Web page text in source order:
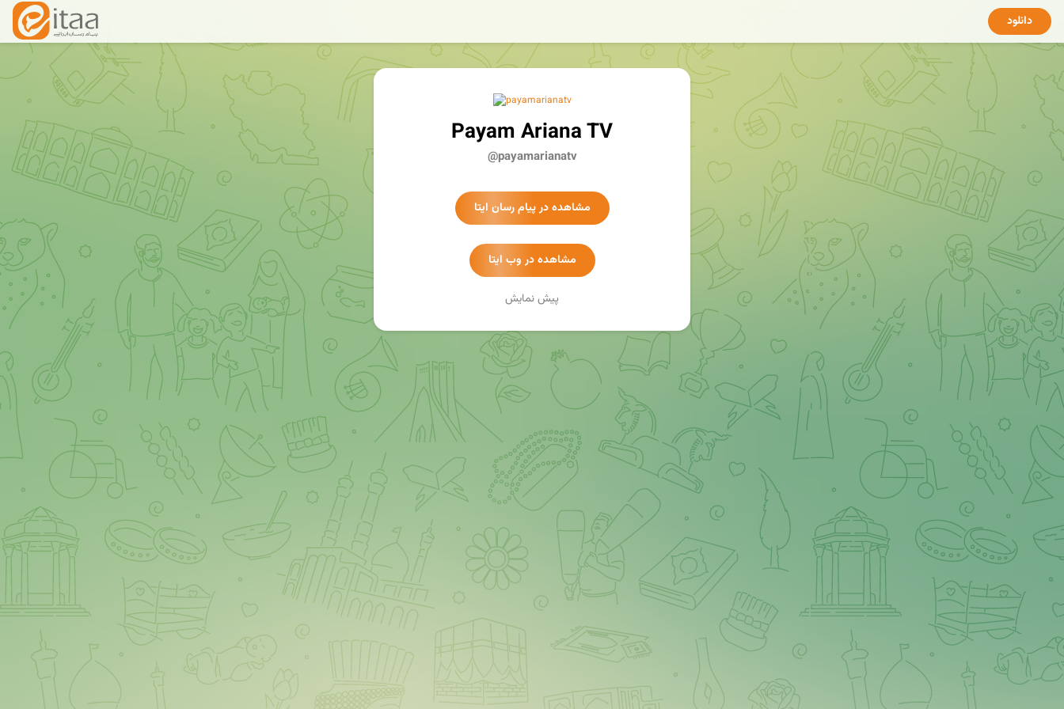
دانلود
Payam Ariana TV
@payamarianatv
مشاهده در پیام رسان ایتا
مشاهده در وب ایتا
پیش نمایش